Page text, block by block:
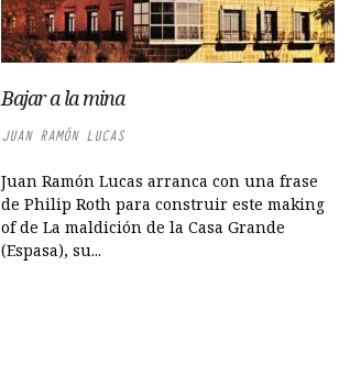
Bajar a la mina
JUAN RAMÓN LUCAS
Juan Ramón Lucas arranca con una frase
de Philip Roth para construir este making
of de La maldición de la Casa Grande
(Espasa), su...